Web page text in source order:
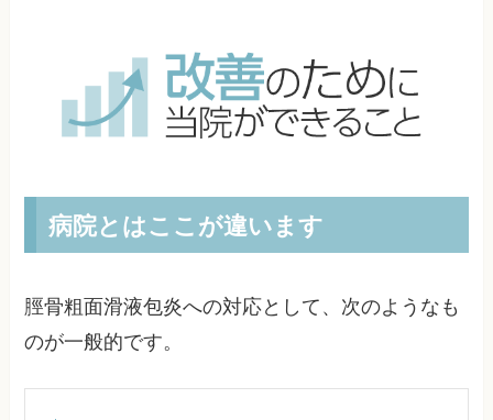
病院とはここが違います
脛骨粗面滑液包炎への対応として、次のようなも
のが一般的です。